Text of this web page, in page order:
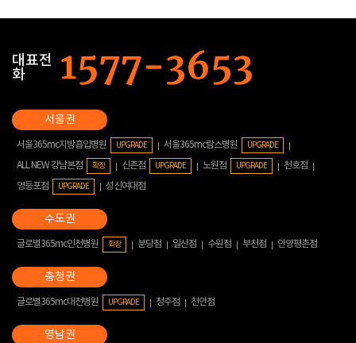
대표전
화
서울365mc지방흡입병원 UPGRADE 서울365mc람스병원 UPGRADE
ALL NEW 강남본점 확장 신촌점 UPGRADE 노원점 UPGRADE
천호점
영등포점
UPGRADE 성신여대점
글로벌365mc인천병원 확장 분당점 일산점 수원점 부천점 안양평촌점
글로벌365mc대전병원 UPGRADE 청주점 천안점